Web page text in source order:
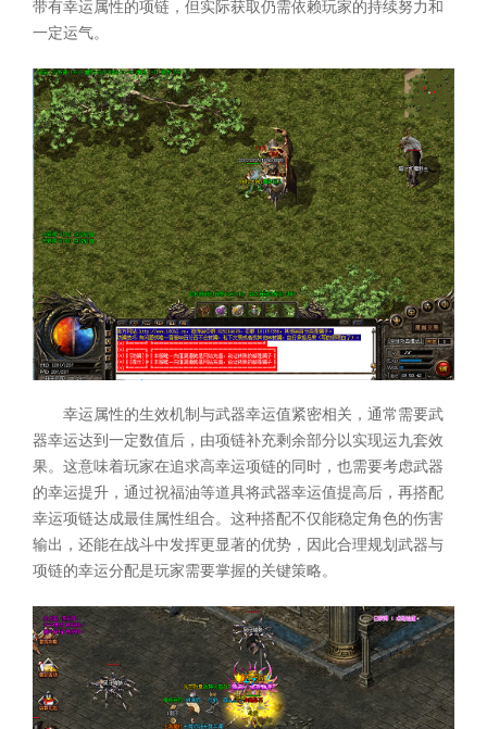
带有幸运属性的项链，但实际获取仍需依赖玩家的持续努力和
一定运气。
幸运属性的生效机制与武器幸运值紧密相关，通常需要武
器幸运达到一定数值后，由项链补充剩余部分以实现运九套效
果。这意味着玩家在追求高幸运项链的同时，也需要考虑武器
的幸运提升，通过祝福油等道具将武器幸运值提高后，再搭配
幸运项链达成最佳属性组合。这种搭配不仅能稳定角色的伤害
输出，还能在战斗中发挥更显著的优势，因此合理规划武器与
项链的幸运分配是玩家需要掌握的关键策略。